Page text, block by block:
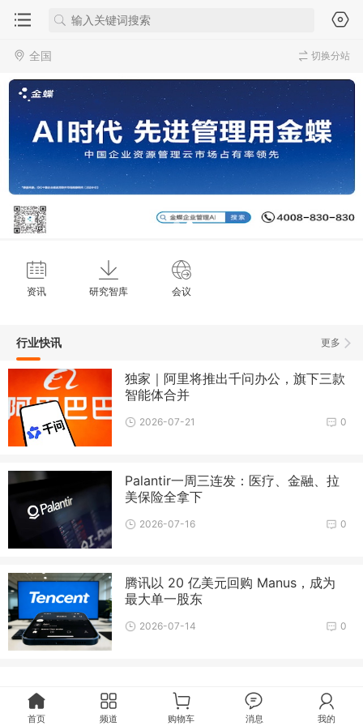
切换分站
全国
资讯 研究智库 会议
更多
行业快讯
独家｜阿里将推出千问办公，旗下三款
智能体合并
0
2026-07-21
Palantir一周三连发：医疗、金融、拉
美保险全拿下
0
2026-07-16
腾讯以 20 亿美元回购 Manus，成为
最大单一股东
0
2026-07-14
首页 频道 购物车 消息 我的